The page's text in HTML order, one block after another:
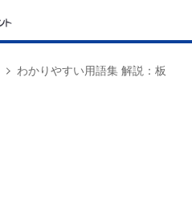
わかりやすい用語集 解説：板